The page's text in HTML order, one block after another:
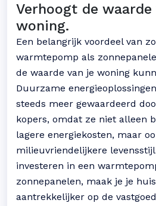
Verhoogt de waarde
woning.
Een belangrijk voordeel van
warmtepomp als
de waarde van je woning
Duurzame
steeds meer gewaardeerd
kopers, omdat ze niet alleen
lagere energiekosten, maar
milieuvriendelijkere
investeren in een
zonnepanelen, maak je je huis
aantrekkelijker op de